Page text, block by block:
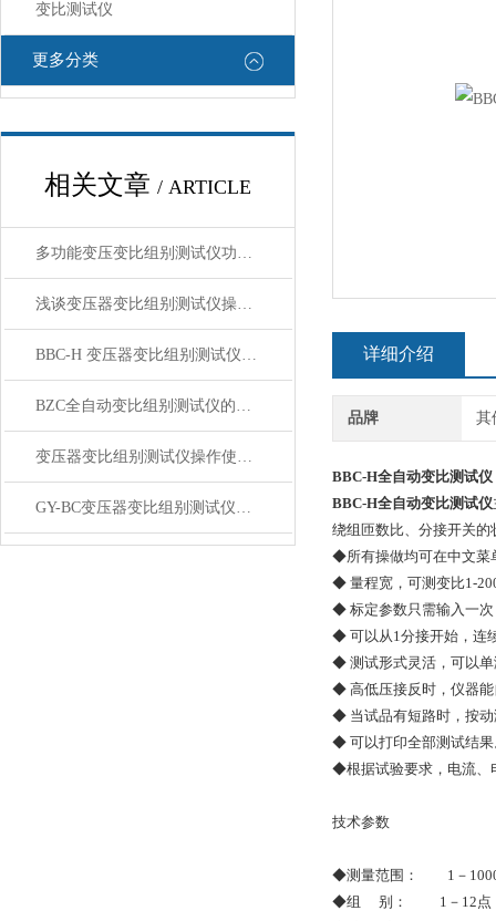
变比测试仪
更多分类
相关文章 / ARTICLE
多功能变压变比组别测试仪功能特点
浅谈变压器变比组别测试仪操作使用方法
BBC-H 变压器变比组别测试仪参数
BZC全自动变比组别测试仪的性能特点及注意事项
变压器变比组别测试仪操作使用方法
GY-BC变压器变比组别测试仪详情介绍
详细介绍
品牌 其
BBC-H全自动变比测试仪
BBC-H全自动变比测试仪
绕组匝数比、分接开关
◆所有操做均可在中文菜
◆ 量程宽，可测变比1-
◆ 标定参数只需输入一次
◆ 可以从1分接开始，连
◆ 测试形式灵活，可以
◆ 高低压接反时，仪器
◆ 当试品有短路时，按动
◆ 可以打印全部测试结果
◆根据试验要求，电流、
技术参数
◆测量范围： 1－
◆组 别： 1－12点